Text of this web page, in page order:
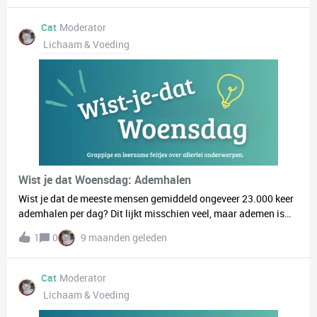
Cat Moderator
Lichaam & Voeding
Wist je dat Woensdag: Ademhalen
Wist je dat de meeste mensen gemiddeld ongeveer 23.000 keer
ademhalen per dag? Dit lijkt misschien veel, maar ademen is
een automatische lichaamsfunctie die ons in staat stelt om
zuurstof binnen te krijgen en koolstofdioxide af te voeren
zonder dat we er actief over na hoeven te denken. Het
ademhalingsproces begint in de neus of mond, waar de lucht
wordt geïnhaleerd, en gaat via de luchtpijp naar de longen.
Daar wordt zuurstof opgenomen in het bloed en wordt
1 0 9 maanden geleden
Cat Moderator
Lichaam & Voeding